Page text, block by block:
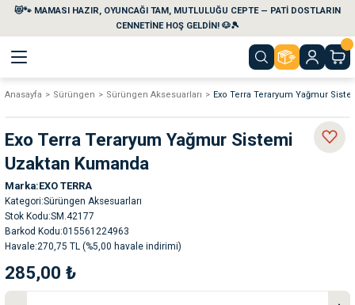
😻🐾 MAMASI HAZIR, OYUNCAĞI TAM, MUTLULUĞU CEPTE — PATİ DOSTLARIN
CENNETİNE HOŞ GELDİN! 🐶🎾
Geri Dön
Geri Dön
Temizlik Ürünleri
Geri Dön
Geri Dön
Geri Dön
Geri Dön
Anasayfa Sürüngen Sürüngen Aksesuarları Exo Terra Teraryum Yağmur
Exo Terra Teraryum Yağmur Sistemi
Uzaktan Kumanda
Marka EXO TERRA
Kategori Sürüngen Aksesuarları
Stok Kodu SM.42177
Barkod Kodu 015561224963
Havale 270,75 TL (%5,00 havale indirimi)
285,00 ₺